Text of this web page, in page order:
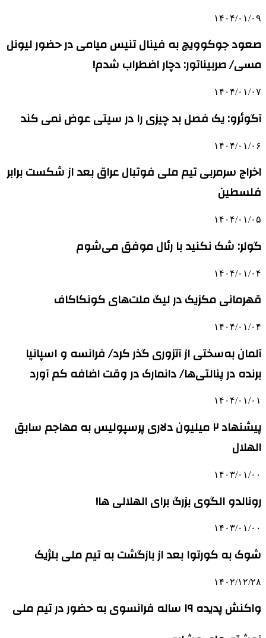
۱۴۰۴/۰۱/۰۹
صعود جوکوویچ به فینال تنیس میامی در حضور لیونل
مسی/ صربیناتور: دچار اضطراب شدم!
۱۴۰۴/۰۱/۰۷
آگوئرو: یک فصل بد چیزی را در سیتی عوض نمی کند
۱۴۰۴/۰۱/۰۶
اخراج سرمربی تیم ملی فوتبال عراق بعد از شکست برابر
فلسطین
۱۴۰۴/۰۱/۰۵
گولر: شک نکنید با رئال موفق می‌شوم
۱۴۰۴/۰۱/۰۴
قهرمانی مکزیک در لیگ ملت‌های کونکاکاف
۱۴۰۴/۰۱/۰۴
آلمان به‌سختی از آتزوری گذر کرد/ فرانسه و اسپانیا
برنده در پنالتی‌ها/ دانمارک در وقت‌ اضافه کم آورد
۱۴۰۴/۰۱/۰۱
پیشنهاد ۲ میلیون دلاری پرسپولیس به مهاجم سابق
الهلال
۱۴۰۳/۰۱/۰۰
رونالدو الگوی بزرگ برای الهلالی ها!
۱۴۰۳/۰۱/۰۰
شوک به کورتوا بعد از بازگشت به تیم ملی بلژیک
۱۴۰۲/۱۲/۲۸
واکنش پدیده ۱۹ ساله فرانسوی به حضور در تیم ملی